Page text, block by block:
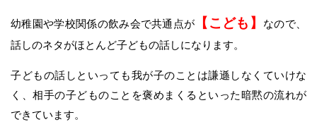
幼稚園や学校関係の飲み会で共通点が 【こども】
なので、
話しのネタがほとんど子どもの話しになります。
子どもの話しといっても我が子のことは謙遜しなくていけな
く、相手の子どものことを褒めまくるといった暗黙の流れが
できています。